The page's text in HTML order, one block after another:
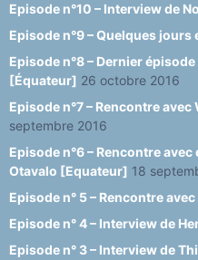
Episode n°10 – Interview de
Episode n°9 – Quelques
Episode n°8 – Dernier
[Équateur] 26 octobre 2016
Episode n°7 – Rencontre
septembre 2016
Episode n°6 – Rencontre
Otavalo [Equateur] 18
Episode n° 5 – Rencontre
Episode n° 4 – Interview de
Episode n° 3 – Interview de